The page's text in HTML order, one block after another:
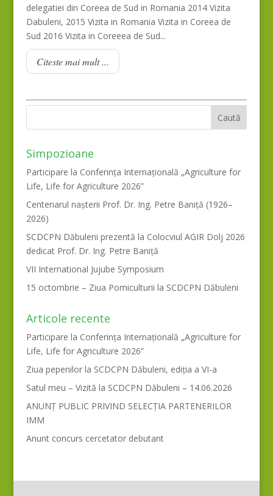
delegatiei din Coreea de Sud in Romania 2014 Vizita
Dabuleni, 2015 Vizita in Romania Vizita in Coreea de
Sud 2016 Vizita in Coreeea de Sud...
Citeste mai mult ...
Simpozioane
Participare la Conferința Internațională „Agriculture for
Life, Life for Agriculture 2026”
Centenarul nașterii Prof. Dr. Ing. Petre Baniță (1926–
2026)
SCDCPN Dăbuleni prezentă la Colocviul AGIR Dolj 2026
dedicat Prof. Dr. Ing. Petre Baniță
VII International Jujube Symposium
15 octombrie – Ziua Pomiculturii la SCDCPN Dăbuleni
Articole recente
Participare la Conferința Internațională „Agriculture for
Life, Life for Agriculture 2026”
Ziua pepenilor la SCDCPN Dăbuleni, ediția a VI-a
Satul meu – Vizită la SCDCPN Dăbuleni – 14.06.2026
ANUNȚ PUBLIC PRIVIND SELECȚIA PARTENERILOR
IMM
Anunt concurs cercetator debutant